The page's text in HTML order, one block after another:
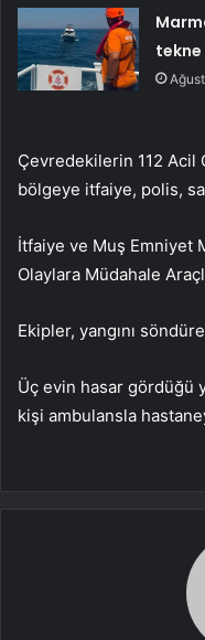
tekne
Çevredekilerin 112 Acil
bölgeye itfaiye, polis,
İtfaiye ve Muş Emniyet
Olaylara Müdahale
Ekipler, yangını
Üç evin hasar gördüğü
kişi ambulansla